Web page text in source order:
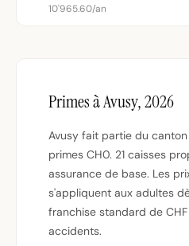
10'965.60/an
Primes à Avusy, 2026
Avusy fait partie du
primes CH0. 21 caisses
assurance de base. Les
s'appliquent aux adultes
franchise standard de
accidents.